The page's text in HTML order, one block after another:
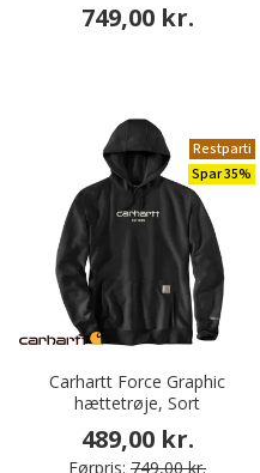
749,00 kr.
Restparti
Spar 35%
Carhartt Force Graphic
hættetrøje, Sort
489,00 kr.
Førpris: 749,00 kr.